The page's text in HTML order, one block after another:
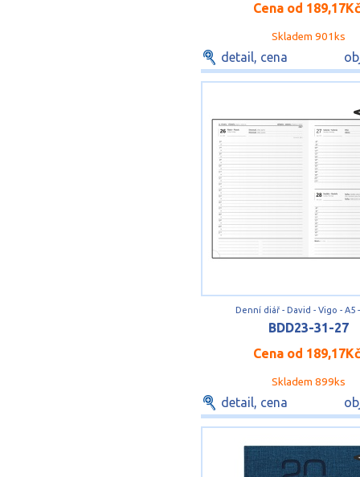
Cena od 189,17Kč
Skladem 901ks
detail, cena
Denní diář - David - Vigo - A5
BDD23-31-27
Cena od 189,17Kč
Skladem 899ks
detail, cena